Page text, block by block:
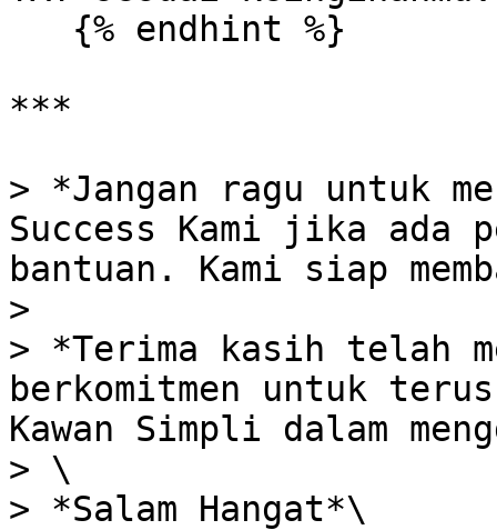
***
> *Jangan ragu untuk
Success Kami jika ada
bantuan. Kami siap
>
> *Terima kasih telah
berkomitmen untuk
Kawan Simpli dalam
> \
> *Salam Hangat*\